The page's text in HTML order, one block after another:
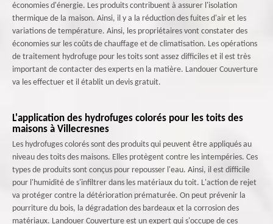
économies d'énergie. Les produits contribuent à assurer l'isolation
thermique de la maison. Ainsi, il y a la réduction des fuites d'air et les
variations de température. Ainsi, les propriétaires vont constater des
économies sur les coûts de chauffage et de climatisation. Les opérations
de traitement hydrofuge pour les toits sont assez difficiles et il est très
important de contacter des experts en la matière. Landouer Couverture
va les effectuer et il établit un devis gratuit.
L'application des hydrofuges colorés pour les toits des
maisons à Villecresnes
Les hydrofuges colorés sont des produits qui peuvent être appliqués au
niveau des toits des maisons. Elles protègent contre les intempéries. Ces
types de produits sont conçus pour repousser l'eau. Ainsi, il est difficile
pour l'humidité de s'infiltrer dans les matériaux du toit. L'action de rejet
va protéger contre la détérioration prématurée. On peut prévenir la
pourriture du bois, la dégradation des bardeaux et la corrosion des
matériaux. Landouer Couverture est un expert qui s'occupe de ces